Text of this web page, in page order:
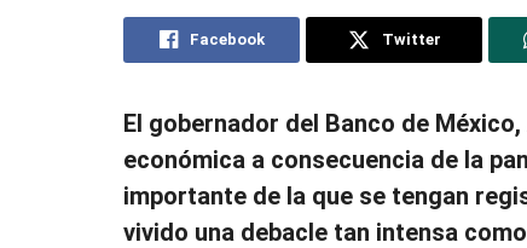
Facebook Twitter
El gobernador del Banco de
económica a consecuencia de la
importante de la que se tengan
vivido una debacle tan intensa